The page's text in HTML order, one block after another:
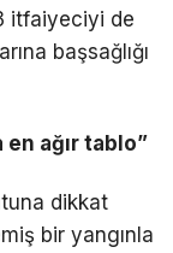
itfaiyeciyi de
başsağlığı
en ağır tablo”
dikkat
bir yangınla